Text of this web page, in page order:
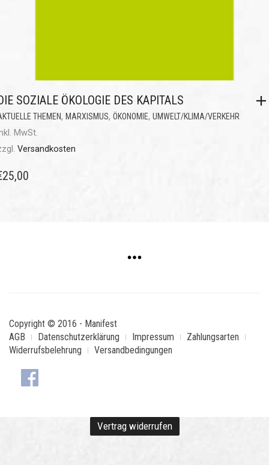
SOZIALE ÖKOLOGIE DES KAPITALS
THEMEN, MARXISMUS, ÖKONOMIE, UMWELT/KLIMA/VERKEHR
MwSt.
Versandkosten
25,00
Copyright © 2016 - Manifest
AGB
Datenschutzerklärung Impressum
Zahlungsarten
Widerrufsbelehrung
Versandbedingungen
Vertrag widerrufen